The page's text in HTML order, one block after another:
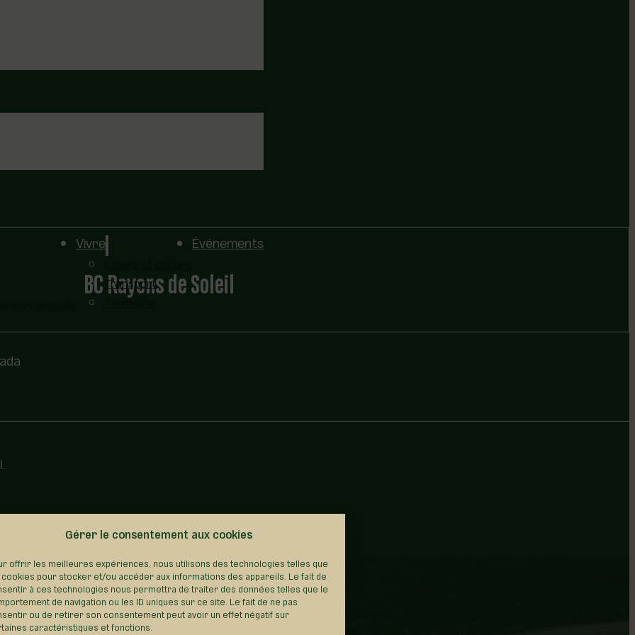
Gérer le consentement aux cookies
offrir les meilleures expériences, nous utilisons des technologies telles que
cookies pour stocker et/ou accéder aux informations des appareils. Le fait de
à ces technologies nous permettra de traiter des données telles que le
de navigation ou les ID uniques sur ce site. Le fait de ne pas
ou de retirer son consentement peut avoir un effet négatif sur
caractéristiques et fonctions.
Vivre
Transport
Territoire
Événements
BC Rayons de Soleil
REVENIR AU RÉPERTOIRE